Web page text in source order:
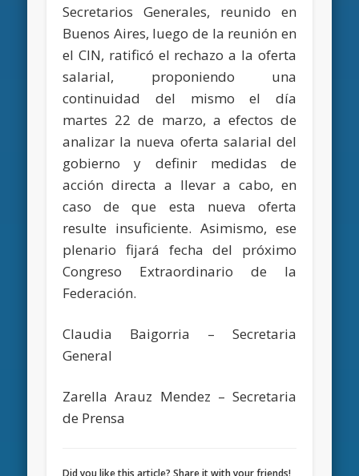
Secretarios Generales, reunido en
Buenos Aires, luego de la reunión en
el CIN, ratificó el rechazo a la oferta
salarial, proponiendo una
continuidad del mismo el día
martes 22 de marzo, a efectos de
analizar la nueva oferta salarial del
gobierno y definir medidas de
acción directa a llevar a cabo, en
caso de que esta nueva oferta
resulte insuficiente. Asimismo, ese
plenario fijará fecha del próximo
Congreso Extraordinario de la
Federación.
Claudia Baigorria – Secretaria
General
Zarella Arauz Mendez – Secretaria
de Prensa
Did you like this article? Share it with your friends!